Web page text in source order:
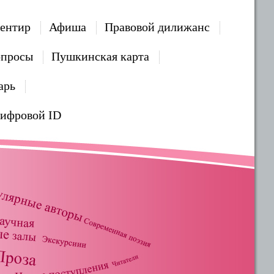
Афиша Правовой дилижанс
Пушкинская карта
ID